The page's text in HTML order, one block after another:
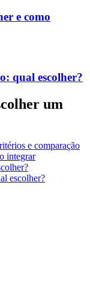
e como
qual escolher?
um
e comparação
integrar
escolher?